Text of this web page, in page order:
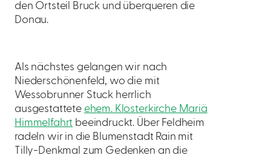
den Ortsteil Bruck und überqueren die
Donau.
Als nächstes gelangen wir nach
Niederschönenfeld, wo die mit
Wessobrunner Stuck herrlich
ausgestattete ehem. Klosterkirche Mariä
Himmelfahrt beeindruckt. Über Feldheim
radeln wir in die Blumenstadt Rain mit
Tilly-Denkmal zum Gedenken an die